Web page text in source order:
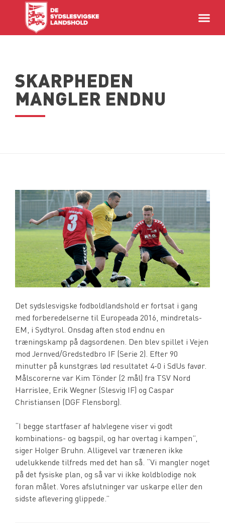
SKARPHEDEN
MANGLER ENDNU
Det sydslesvigske fodboldlandshold er fortsat i gang
med forberedelserne til Europeada 2016, mindretals-
EM, i Sydtyrol. Onsdag aften stod endnu en
træningskamp på dagsordenen. Den blev spillet i Vejen
mod Jernved/Gredstedbro IF (Serie 2). Efter 90
minutter på kunstgræs lød resultatet 4-0 i SdUs favør.
Målscorerne var Kim Tönder (2 mål) fra TSV Nord
Harrislee, Erik Wegner (Slesvig IF) og Caspar
Christiansen (DGF Flensborg).
“I begge startfaser af halvlegene viser vi godt
kombinations- og bagspil, og har overtag i kampen”,
siger Holger Bruhn. Alligevel var træneren ikke
udelukkende tilfreds med det han så. “Vi mangler noget
på det fysiske plan, og så var vi ikke koldblodige nok
foran målet. Vores afslutninger var uskarpe eller den
sidste aflevering glippede.”